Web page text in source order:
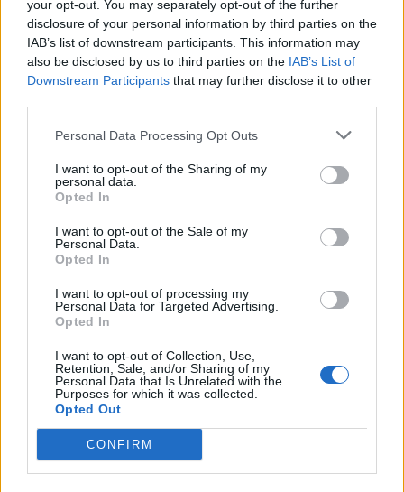
your opt-out. You may separately opt-out of the further
disclosure of your personal information by third parties on the
IAB’s list of downstream participants. This information may
also be disclosed by us to third parties on the IAB’s List of
Downstream Participants that may further disclose it to other
Personal Data Processing Opt Outs
I want to opt-out of the Sharing of my
personal data.
Opted In
I want to opt-out of the Sale of my
Personal Data.
Opted In
I want to opt-out of processing my
Personal Data for Targeted Advertising.
Opted In
I want to opt-out of Collection, Use,
Retention, Sale, and/or Sharing of my
Personal Data that Is Unrelated with the
Purposes for which it was collected.
Opted Out
CONFIRM
Finankorr
Madrid ciudad (Madrid)
Ver más